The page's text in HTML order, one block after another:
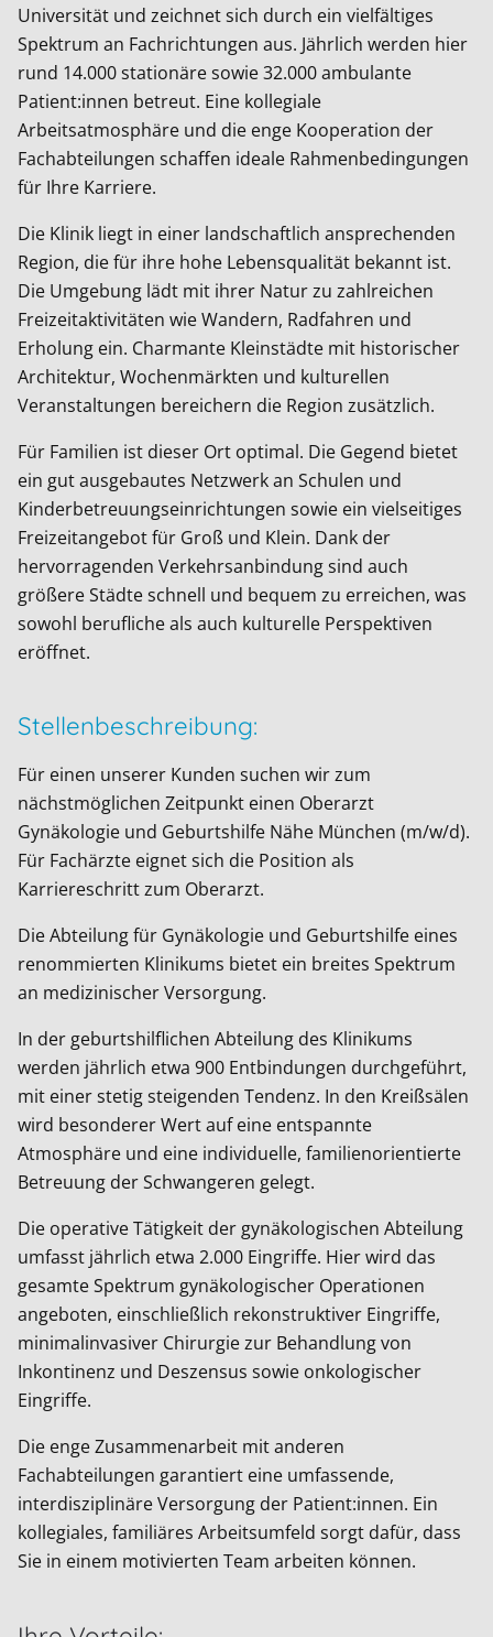
Universität und zeichnet sich durch ein vielfältiges
Spektrum an Fachrichtungen aus. Jährlich werden hier
rund 14.000 stationäre sowie 32.000 ambulante
Patient:innen betreut. Eine kollegiale
Arbeitsatmosphäre und die enge Kooperation der
Fachabteilungen schaffen ideale Rahmenbedingungen
für Ihre Karriere.
Die Klinik liegt in einer landschaftlich ansprechenden
Region, die für ihre hohe Lebensqualität bekannt ist.
Die Umgebung lädt mit ihrer Natur zu zahlreichen
Freizeitaktivitäten wie Wandern, Radfahren und
Erholung ein. Charmante Kleinstädte mit historischer
Architektur, Wochenmärkten und kulturellen
Veranstaltungen bereichern die Region zusätzlich.
Für Familien ist dieser Ort optimal. Die Gegend bietet
ein gut ausgebautes Netzwerk an Schulen und
Kinderbetreuungseinrichtungen sowie ein vielseitiges
Freizeitangebot für Groß und Klein. Dank der
hervorragenden Verkehrsanbindung sind auch
größere Städte schnell und bequem zu erreichen, was
sowohl berufliche als auch kulturelle Perspektiven
eröffnet.
Stellenbeschreibung:
Für einen unserer Kunden suchen wir zum
nächstmöglichen Zeitpunkt einen Oberarzt
Gynäkologie und Geburtshilfe Nähe München (m/w/d).
Für Fachärzte eignet sich die Position als
Karriereschritt zum Oberarzt.
Die Abteilung für Gynäkologie und Geburtshilfe eines
renommierten Klinikums bietet ein breites Spektrum
an medizinischer Versorgung.
In der geburtshilflichen Abteilung des Klinikums
werden jährlich etwa 900 Entbindungen durchgeführt,
mit einer stetig steigenden Tendenz. In den Kreißsälen
wird besonderer Wert auf eine entspannte
Atmosphäre und eine individuelle, familienorientierte
Betreuung der Schwangeren gelegt.
Die operative Tätigkeit der gynäkologischen Abteilung
umfasst jährlich etwa 2.000 Eingriffe. Hier wird das
gesamte Spektrum gynäkologischer Operationen
angeboten, einschließlich rekonstruktiver Eingriffe,
minimalinvasiver Chirurgie zur Behandlung von
Inkontinenz und Deszensus sowie onkologischer
Eingriffe.
Die enge Zusammenarbeit mit anderen
Fachabteilungen garantiert eine umfassende,
interdisziplinäre Versorgung der Patient:innen. Ein
kollegiales, familiäres Arbeitsumfeld sorgt dafür, dass
Sie in einem motivierten Team arbeiten können.